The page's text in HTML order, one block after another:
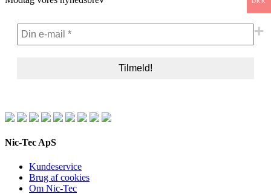
Nic-Tec ApS
Kundeservice
Brug af cookies
Om Nic-Tec